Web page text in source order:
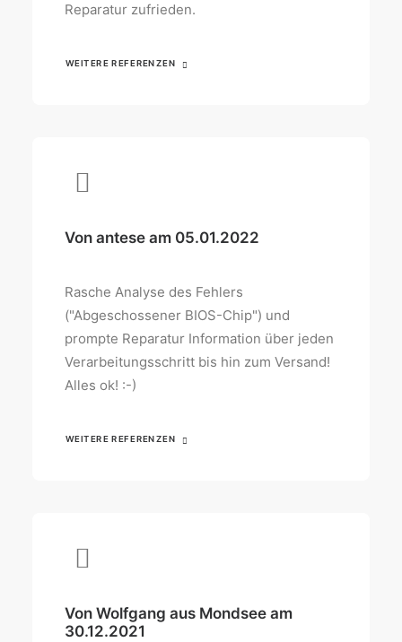
Reparatur zufrieden.
WEITERE REFERENZEN
Von antese am 05.01.2022
Rasche Analyse des Fehlers
("Abgeschossener BIOS-Chip") und
prompte Reparatur Information über jeden
Verarbeitungsschritt bis hin zum Versand!
Alles ok! :-)
WEITERE REFERENZEN
Von Wolfgang aus Mondsee am
30.12.2021